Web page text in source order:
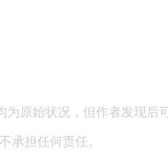
原始状况，但作者发现后
承担任何责任。